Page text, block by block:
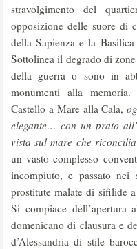
stravolgimento del
opposizione delle suore di
della Sapienza e la
Sottolinea il degrado di
della guerra o sono in
monumenti alla
Castello a Mare alla Cala,
elegante… con un prato
vista sul mare che
un vasto complesso
incompiuto, e passato nei
prostitute malate di sifilide
Si compiace
domenicano di clausura e
d’Alessandria di stile